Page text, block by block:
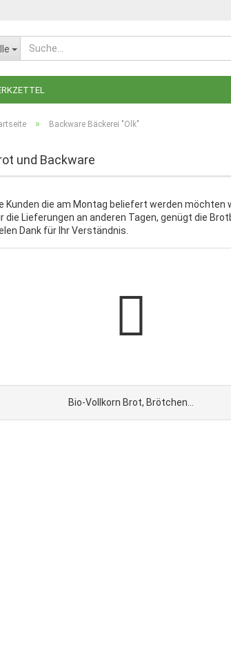
» Backware Bäckerei "Olk"
und Backware
Kunden die am Montag beliefert werden
die Lieferungen an anderen Tagen, genügt die
Dank für Ihr Verständnis.
Bio-Vollkorn Brot, Brötchen...